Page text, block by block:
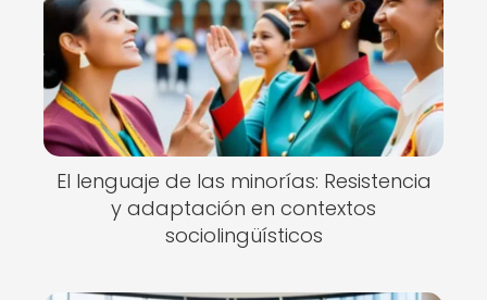
El lenguaje de las minorías: Resistencia
y adaptación en contextos
sociolingüísticos